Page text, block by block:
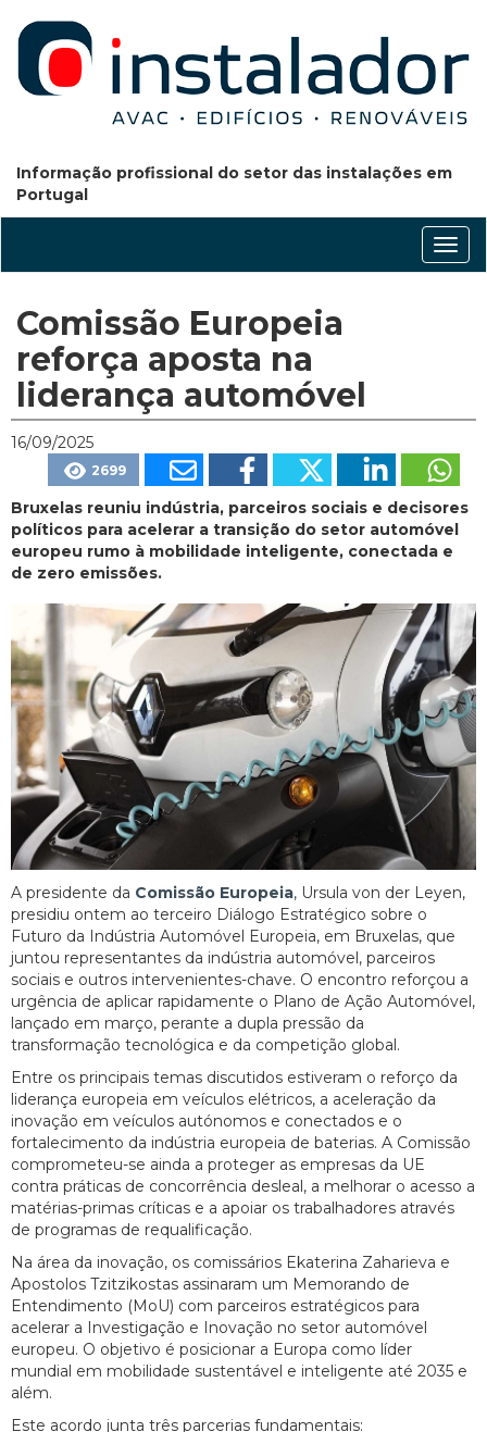
Informação profissional do setor das instalações em
Portugal
Comissão Europeia
reforça aposta na
liderança automóvel
16/09/2025
2699
Bruxelas reuniu indústria, parceiros sociais e decisores
políticos para acelerar a transição do setor automóvel
europeu rumo à mobilidade inteligente, conectada e
de zero emissões.
A presidente da Comissão Europeia, Ursula von der Leyen,
presidiu ontem ao terceiro Diálogo Estratégico sobre o
Futuro da Indústria Automóvel Europeia, em Bruxelas, que
juntou representantes da indústria automóvel, parceiros
sociais e outros intervenientes-chave. O encontro reforçou a
urgência de aplicar rapidamente o Plano de Ação Automóvel,
lançado em março, perante a dupla pressão da
transformação tecnológica e da competição global.
Entre os principais temas discutidos estiveram o reforço da
liderança europeia em veículos elétricos, a aceleração da
inovação em veículos autónomos e conectados e o
fortalecimento da indústria europeia de baterias. A Comissão
comprometeu-se ainda a proteger as empresas da UE
contra práticas de concorrência desleal, a melhorar o acesso a
matérias-primas críticas e a apoiar os trabalhadores através
de programas de requalificação.
Na área da inovação, os comissários Ekaterina Zaharieva e
Apostolos Tzitzikostas assinaram um Memorando de
Entendimento (MoU) com parceiros estratégicos para
acelerar a Investigação e Inovação no setor automóvel
europeu. O objetivo é posicionar a Europa como líder
mundial em mobilidade sustentável e inteligente até 2035 e
além.
Este acordo junta três parcerias fundamentais: